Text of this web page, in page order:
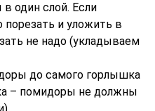
один слой. Если
и уложить в
не надо (укладываем
до самого горлышка
– помидоры не должны